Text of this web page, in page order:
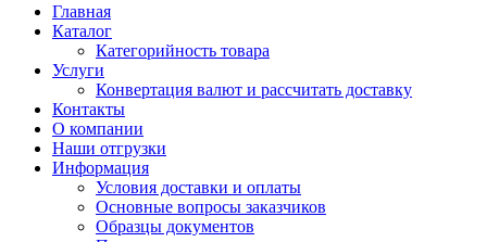
Главная
Каталог
Категорийность товара
Услуги
Конвертация валют и рассчитать доставку
Контакты
О компании
Наши отгрузки
Информация
Условия доставки и оплаты
Основные вопросы заказчиков
Образцы документов